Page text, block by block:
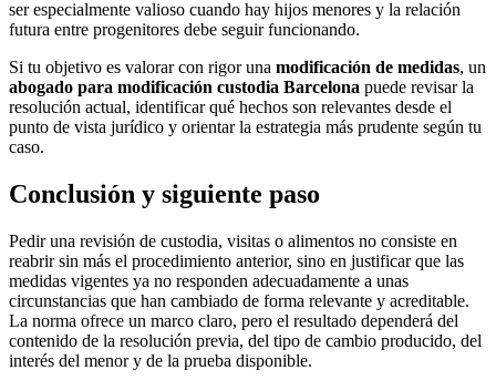
ser especialmente valioso cuando hay hijos menores y la relación
futura entre progenitores debe seguir funcionando.
Si tu objetivo es valorar con rigor una modificación de medidas, un
abogado para modificación custodia Barcelona puede revisar la
resolución actual, identificar qué hechos son relevantes desde el
punto de vista jurídico y orientar la estrategia más prudente según tu
caso.
Conclusión y siguiente paso
Pedir una revisión de custodia, visitas o alimentos no consiste en
reabrir sin más el procedimiento anterior, sino en justificar que las
medidas vigentes ya no responden adecuadamente a unas
circunstancias que han cambiado de forma relevante y acreditable.
La norma ofrece un marco claro, pero el resultado dependerá del
contenido de la resolución previa, del tipo de cambio producido, del
interés del menor y de la prueba disponible.